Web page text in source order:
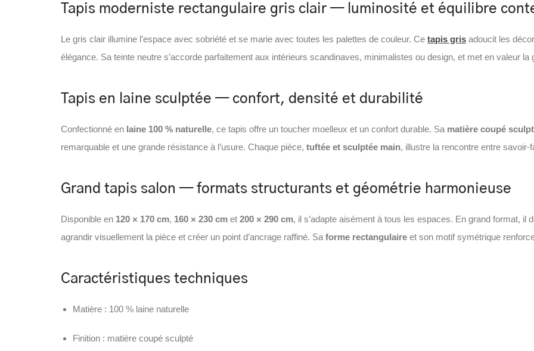
Tapis moderniste rectangulaire gris clair — luminosité et équilibre
Le gris clair illumine l’espace avec sobriété et se marie avec toutes les palettes de couleur. Ce tapis gris adoucit les
élégance. Sa teinte neutre s’accorde parfaitement aux intérieurs scandinaves, minimalistes ou design, et met en valeur
Tapis en laine sculptée — confort, densité et durabilité
Confectionné en laine 100 % naturelle, ce tapis offre un toucher moelleux et un confort durable. Sa matière coupé
remarquable et une grande résistance à l’usure. Chaque pièce, tuftée et sculptée main, illustre la rencontre entre
Grand tapis salon — formats structurants et géométrie harmonieuse
Disponible en 120 × 170 cm, 160 × 230 cm et 200 × 290 cm, il s’adapte aisément à tous les espaces. En grand format, il
agrandir visuellement la pièce et créer un point d’ancrage raffiné. Sa forme rectangulaire et son motif symétrique
Caractéristiques techniques
Matière : 100 % laine naturelle
Finition : matière coupé sculpté